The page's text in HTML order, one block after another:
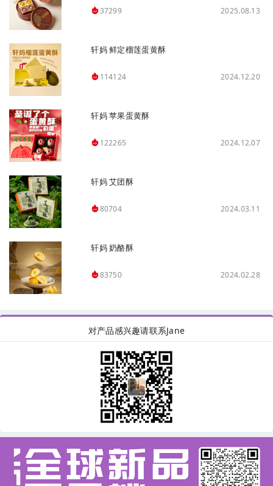
37299 2025.08.13
轩妈 鲜定榴莲蛋黄酥
114124 2024.12.20
轩妈 苹果蛋黄酥
122265 2024.12.07
轩妈 艾团酥
80704 2024.03.11
轩妈 奶酪酥
83750 2024.02.28
对产品感兴趣请联系Jane